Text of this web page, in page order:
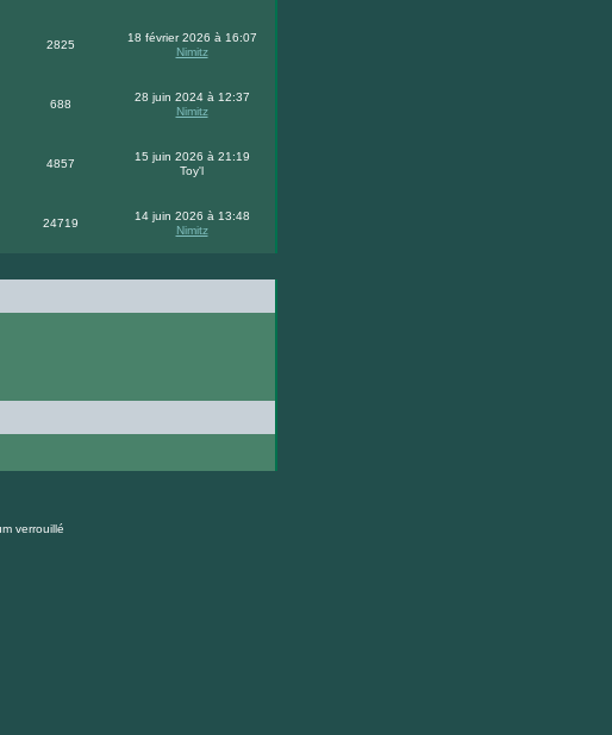
2825
18 février 2026 à 16:07
Nimitz
688
28 juin 2024 à 12:37
Nimitz
4857
15 juin 2026 à 21:19
Toy'l
24719
14 juin 2026 à 13:48
Nimitz
verrouillé